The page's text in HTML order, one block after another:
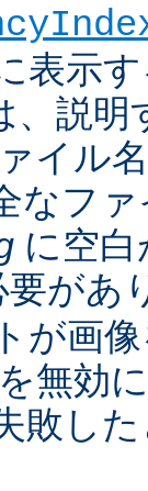
表示
、説明
イル
なフ
に空
があ
が画
無効
敗し